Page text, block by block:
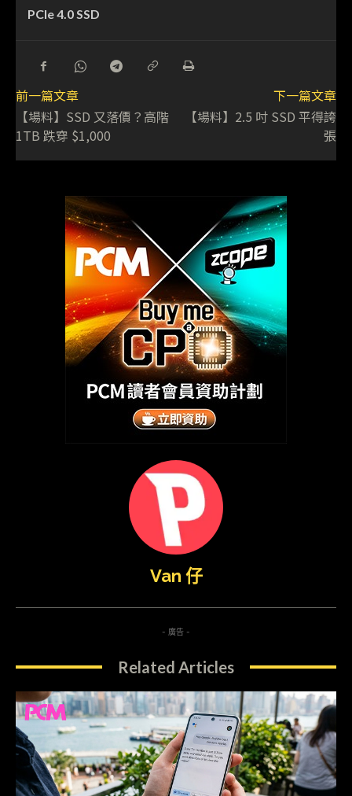
PCIe 4.0 SSD
前一篇文章
【場料】SSD 又落價？高階
1TB 跌穿 $1,000
下一篇文章
【場料】2.5 吋 SSD 平得誇
張
Van 仔
- 廣告 -
Related Articles